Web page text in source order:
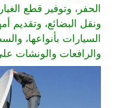
الحفر، وتوفير قطع
ونقل البضائع، وتقديم
السيارات بأنواعها،
والرافعات والونشات